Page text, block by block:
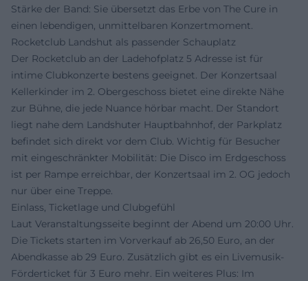
Stärke der Band: Sie übersetzt das Erbe von The Cure in
einen lebendigen, unmittelbaren Konzertmoment.
Rocketclub Landshut als passender Schauplatz
Der Rocketclub an der Ladehofplatz 5 Adresse ist für
intime Clubkonzerte bestens geeignet. Der Konzertsaal
Kellerkinder im 2. Obergeschoss bietet eine direkte Nähe
zur Bühne, die jede Nuance hörbar macht. Der Standort
liegt nahe dem Landshuter Hauptbahnhof, der Parkplatz
befindet sich direkt vor dem Club. Wichtig für Besucher
mit eingeschränkter Mobilität: Die Disco im Erdgeschoss
ist per Rampe erreichbar, der Konzertsaal im 2. OG jedoch
nur über eine Treppe.
Einlass, Ticketlage und Clubgefühl
Laut Veranstaltungsseite beginnt der Abend um 20:00 Uhr.
Die Tickets starten im Vorverkauf ab 26,50 Euro, an der
Abendkasse ab 29 Euro. Zusätzlich gibt es ein Livemusik-
Förderticket für 3 Euro mehr. Ein weiteres Plus: Im